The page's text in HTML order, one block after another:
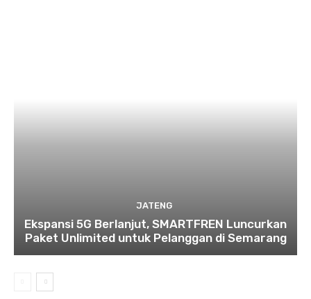
JATENG
Ekspansi 5G Berlanjut, SMARTFREN Luncurkan
Paket Unlimited untuk Pelanggan di Semarang